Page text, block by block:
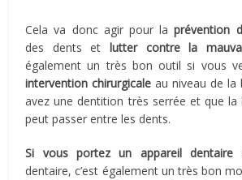
Cela va donc agir pour laprévention
des dents et lutter contre la
également un très bon outil si vous
intervention chirurgicale au niveau de la
avez une dentition très serrée et que la
peut passer entre les dents.
Si vous portez un appareil dentaire
dentaire, c’est également un très bon